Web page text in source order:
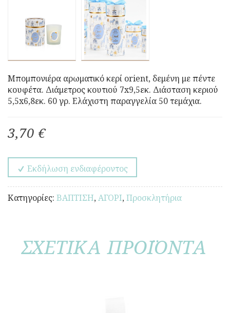
Μπομπονιέρα αρωματικό κερί orient, δεμένη με πέντε
κουφέτα. Διάμετρος κουτιού 7x9,5εκ. Διάσταση κεριού
5,5x6,8εκ. 60 γρ. Ελάχιστη παραγγελία 50 τεμάχια.
3,70 €
Εκδήλωση ενδιαφέροντος
Κατηγορίες: ΒΑΠΤΙΣΗ,ΑΓΟΡΙ,Προσκλητήρια
ΣΧΕΤΙΚΑ ΠΡΟΪΟΝΤΑ